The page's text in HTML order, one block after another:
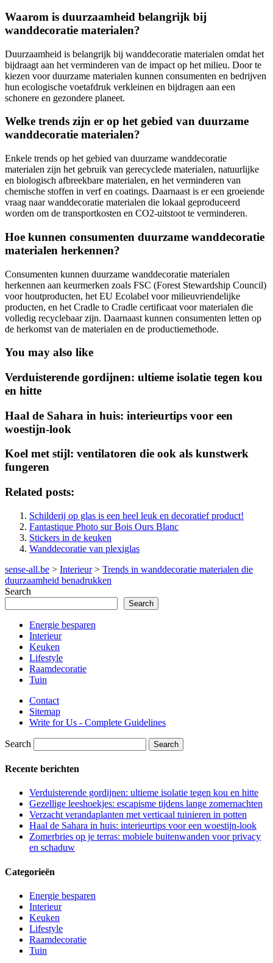
Waarom is duurzaamheid belangrijk bij
wanddecoratie materialen?
Duurzaamheid is belangrijk bij wanddecoratie materialen omdat het
bijdraagt aan het verminderen van de impact op het milieu. Door te
kiezen voor duurzame materialen kunnen consumenten en bedrijven
hun ecologische voetafdruk verkleinen en bijdragen aan een
schonere en gezondere planeet.
Welke trends zijn er op het gebied van duurzame
wanddecoratie materialen?
Enkele trends op het gebied van duurzame wanddecoratie
materialen zijn het gebruik van gerecyclede materialen, natuurlijke
en biologisch afbreekbare materialen, en het verminderen van
chemische stoffen in verf en coatings. Daarnaast is er een groeiende
vraag naar wanddecoratie materialen die lokaal geproduceerd
worden om de transportkosten en CO2-uitstoot te verminderen.
Hoe kunnen consumenten duurzame wanddecoratie
materialen herkennen?
Consumenten kunnen duurzame wanddecoratie materialen
herkennen aan keurmerken zoals FSC (Forest Stewardship Council)
voor houtproducten, het EU Ecolabel voor milieuvriendelijke
producten, en het Cradle to Cradle certificaat voor materialen die
volledig recyclebaar zijn. Daarnaast kunnen consumenten letten op
de herkomst van de materialen en de productiemethode.
You may also like
Verduisterende gordijnen: ultieme isolatie tegen kou
en hitte
Haal de Sahara in huis: interieurtips voor een
woestijn-look
Koel met stijl: ventilatoren die ook als kunstwerk
fungeren
Related posts:
Schilderij op glas is een heel leuk en decoratief product!
Fantastique Photo sur Bois Ours Blanc
Stickers in de keuken
Wanddecoratie van plexiglas
sense-all.be > Interieur> Trends in wanddecoratie materialen die
duurzaamheid benadrukken
Search
Search
Energie besparen
Interieur
Keuken
Lifestyle
Raamdecoratie
Tuin
Contact
Sitemap
Write for Us - Complete Guidelines
Search
Recente berichten
Verduisterende gordijnen: ultieme isolatie tegen kou en hitte
Gezellige leeshoekjes: escapisme tijdens lange zomernachten
Verzacht verandaplanten met verticaal tuinieren in potten
Haal de Sahara in huis: interieurtips voor een woestijn-look
Zomerbries op je terras: mobiele buitenwanden voor privacy
en schaduw
Categorieën
Energie besparen
Interieur
Keuken
Lifestyle
Raamdecoratie
Tuin